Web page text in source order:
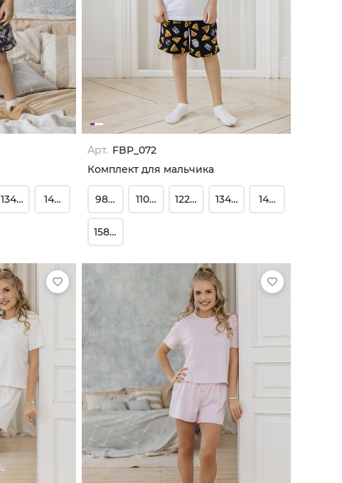
134-140 146-152
Арт. FBP_072
Комплект для мальчика
98-104 110-116 122-128 134-140 146-152
158-164